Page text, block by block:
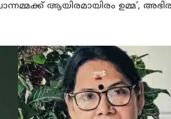
ആയിരമായിരം ഉമ്മ’,